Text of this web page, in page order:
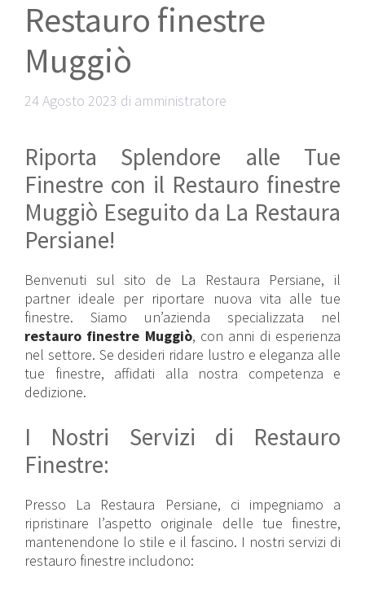
Restauro finestre
Muggiò
24 Agosto 2023 di amministratore
Riporta Splendore alle Tue
Finestre con il Restauro finestre
Muggiò Eseguito da La Restaura
Persiane!
Benvenuti sul sito de La Restaura Persiane, il
partner ideale per riportare nuova vita alle tue
finestre. Siamo un’azienda specializzata nel
restauro finestre Muggiò, con anni di esperienza
nel settore. Se desideri ridare lustro e eleganza alle
tue finestre, affidati alla nostra competenza e
dedizione.
I Nostri Servizi di Restauro
Finestre:
Presso La Restaura Persiane, ci impegniamo a
ripristinare l’aspetto originale delle tue finestre,
mantenendone lo stile e il fascino. I nostri servizi di
restauro finestre includono: